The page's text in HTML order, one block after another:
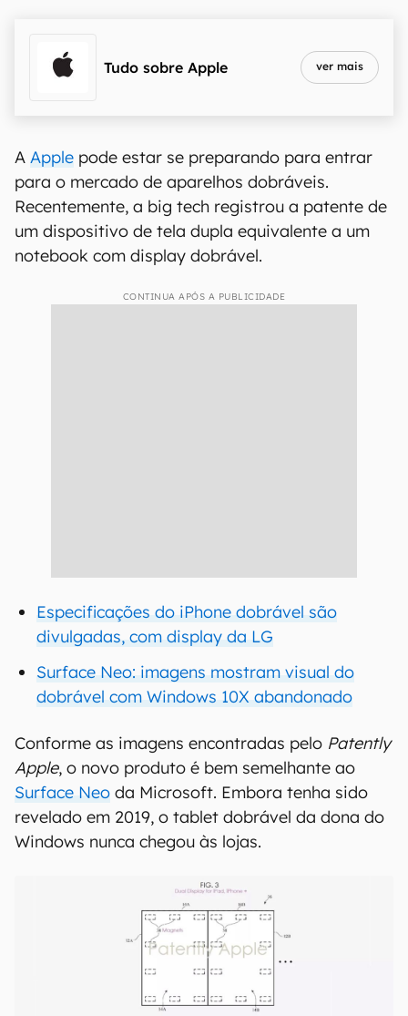
Tudo sobre Apple ver mais
A Apple pode estar se preparando para entrar
para o mercado de aparelhos dobráveis.
Recentemente, a big tech registrou a patente de
um dispositivo de tela dupla equivalente a um
notebook com display dobrável.
CONTINUA APÓS A PUBLICIDADE
Especificações do iPhone dobrável são
divulgadas, com display da LG
Surface Neo: imagens mostram visual do
dobrável com Windows 10X abandonado
Conforme as imagens encontradas pelo Patently
Apple, o novo produto é bem semelhante ao
Surface Neo da Microsoft. Embora tenha sido
revelado em 2019, o tablet dobrável da dona do
Windows nunca chegou às lojas.